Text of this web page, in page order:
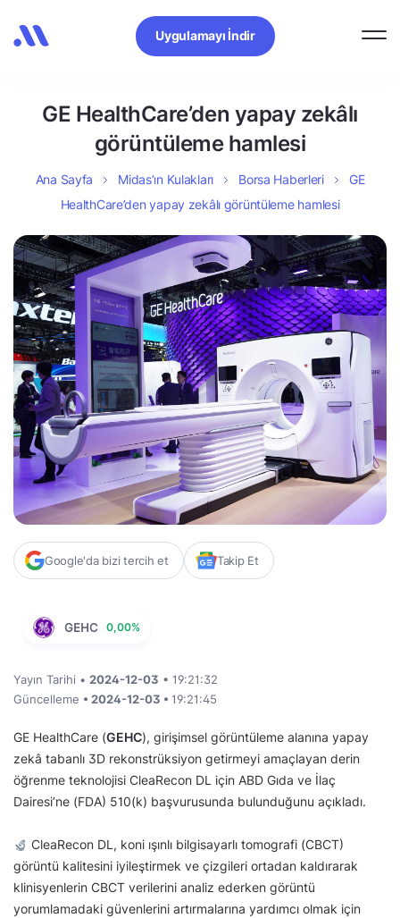
Uygulamayı İndir
GE HealthCare’den yapay zekâlı
görüntüleme hamlesi
Ana Sayfa Midas’ın Kulakları Borsa Haberleri
GE
HealthCare’den yapay zekâlı görüntüleme hamlesi
Google'da bizi tercih et Takip Et
GEHC 0,00%
Yayın Tarihi • 2024-12-03 • 19:21:32
Güncelleme • 2024-12-03 • 19:21:45
GE HealthCare (GEHC), girişimsel görüntüleme alanına yapay
zekâ tabanlı 3D rekonstrüksiyon getirmeyi amaçlayan derin
öğrenme teknolojisi CleaRecon DL için ABD Gıda ve İlaç
Dairesi’ne (FDA) 510(k) başvurusunda bulunduğunu açıkladı.
CleaRecon DL, koni ışınlı bilgisayarlı tomografi (CBCT)
görüntü kalitesini iyileştirmek ve çizgileri ortadan kaldırarak
klinisyenlerin CBCT verilerini analiz ederken görüntü
yorumlamadaki güvenlerini artırmalarına yardımcı olmak için